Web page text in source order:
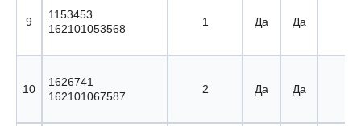
9
1153453
162101053568
1 Да Да
10
1626741
162101067587
2 Да Да